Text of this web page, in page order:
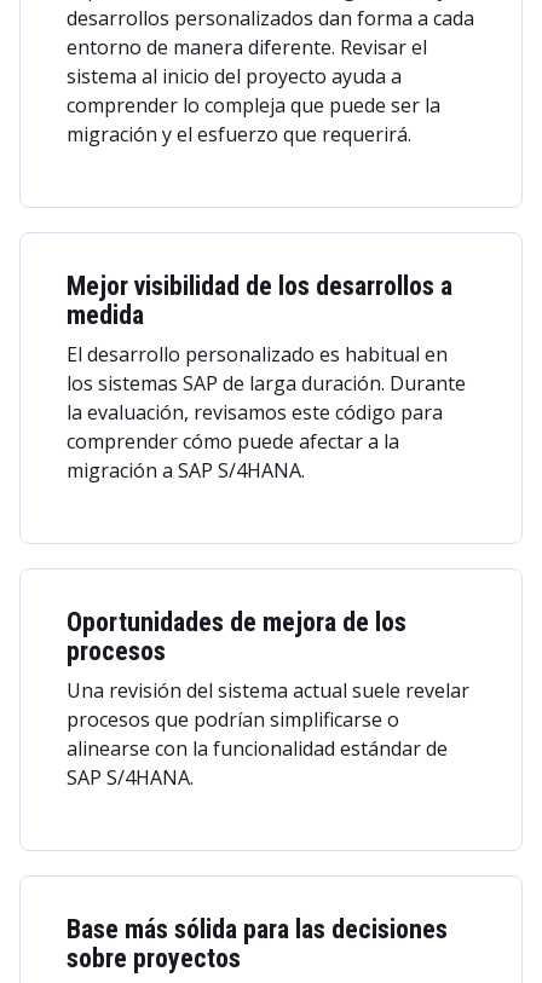
desarrollos personalizados dan forma a cada
entorno de manera diferente. Revisar el
sistema al inicio del proyecto ayuda a
comprender lo compleja que puede ser la
migración y el esfuerzo que requerirá.
Mejor visibilidad de los desarrollos a
medida
El desarrollo personalizado es habitual en
los sistemas SAP de larga duración. Durante
la evaluación, revisamos este código para
comprender cómo puede afectar a la
migración a SAP S/4HANA.
Oportunidades de mejora de los
procesos
Una revisión del sistema actual suele revelar
procesos que podrían simplificarse o
alinearse con la funcionalidad estándar de
SAP S/4HANA.
Base más sólida para las decisiones
sobre proyectos